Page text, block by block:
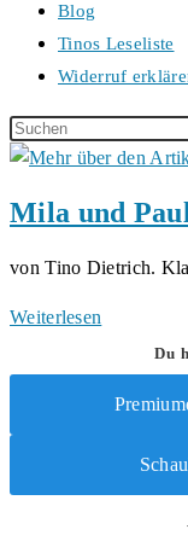
Blog
Tinos Leseliste
Widerruf
Diese
Website
Mila und
von Tino Dietrich.
Weiterlesen
Paul:
Bände)
Du